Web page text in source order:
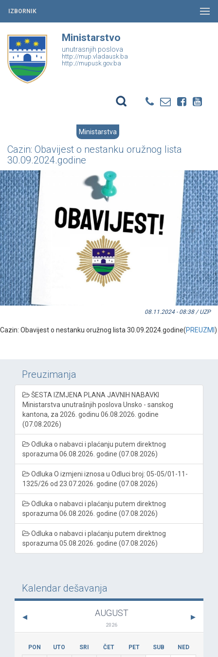
IZBORNIK
Ministarstvo
unutrasnjih poslova
http://mup.vladausk.ba
http://mupusk.gov.ba
Ministarstva
Cazin: Obavijest o nestanku oružnog lista
30.09.2024.godine
08.11.2024 - 08:38 / UZP
Cazin: Obavijest o nestanku oružnog lista 30.09.2024.godine(PREUZMI)
Preuzimanja
ŠESTA IZMJENA PLANA JAVNIH NABAVKI
Ministarstva unutrašnjih poslova Unsko - sanskog
kantona, za 2026. godinu 06.08.2026. godine
(07.08.2026)
Odluka o nabavci i plaćanju putem direktnog
sporazuma 06.08.2026. godine (07.08.2026)
Odluka O izmjeni iznosa u Odluci broj: 05-05/01-11-
1325/26 od 23.07.2026. godine (07.08.2026)
Odluka o nabavci i plaćanju putem direktnog
sporazuma 06.08.2026. godine (07.08.2026)
Odluka o nabavci i plaćanju putem direktnog
sporazuma 05.08.2026. godine (07.08.2026)
Kalendar dešavanja
AUGUST
2026
PON UTO SRI ČET PET SUB NED